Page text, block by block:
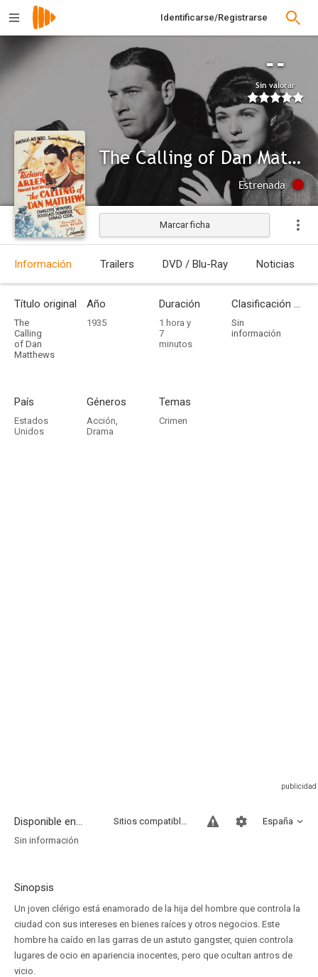
Identificarse/Registrarse
--
Sin valorar
The Calling of Dan Matthews
Estrenada
Marcar ficha
Información Trailers DVD / Blu-Ray Noticias
Título original
The
Calling
of Dan
Matthews
Año
1935
Duración
1 hora y
7
minutos
Clasificación por edades
Sin
información
País
Estados
Unidos
Géneros
Acción,
Drama
Temas
Crimen
Disponible en... España
Sitios compatibles
Sin información
Sinopsis
Un joven clérigo está enamorado de la hija del hombre que controla la
ciudad con sus intereses en bienes raíces y otros negocios. Este
hombre ha caído en las garras de un astuto gangster, quien controla
lugares de ocio en apariencia inocentes, pero que ocultan antros de
vicio.